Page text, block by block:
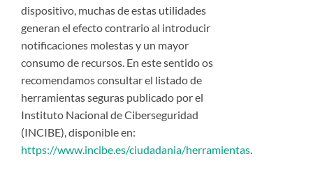
dispositivo, muchas de estas utilidades
generan el efecto contrario al introducir
notificaciones molestas y un mayor
consumo de recursos. En este sentido os
recomendamos consultar el listado de
herramientas seguras publicado por el
Instituto Nacional de Ciberseguridad
(INCIBE), disponible en:
https://www.incibe.es/ciudadania/herramientas.